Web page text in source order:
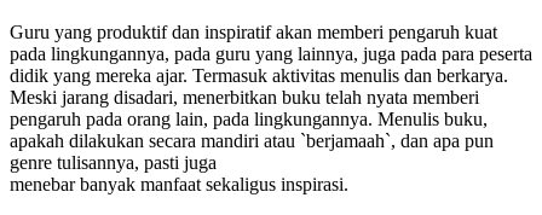
Guru yang produktif dan inspiratif akan memberi pengaruh kuat
pada lingkungannya, pada guru yang lainnya, juga pada para peserta
didik yang mereka ajar. Termasuk aktivitas menulis dan berkarya.
Meski jarang disadari, menerbitkan buku telah nyata memberi
pengaruh pada orang lain, pada lingkungannya. Menulis buku,
apakah dilakukan secara mandiri atau `berjamaah`, dan apa pun
genre tulisannya, pasti juga
menebar banyak manfaat sekaligus inspirasi.